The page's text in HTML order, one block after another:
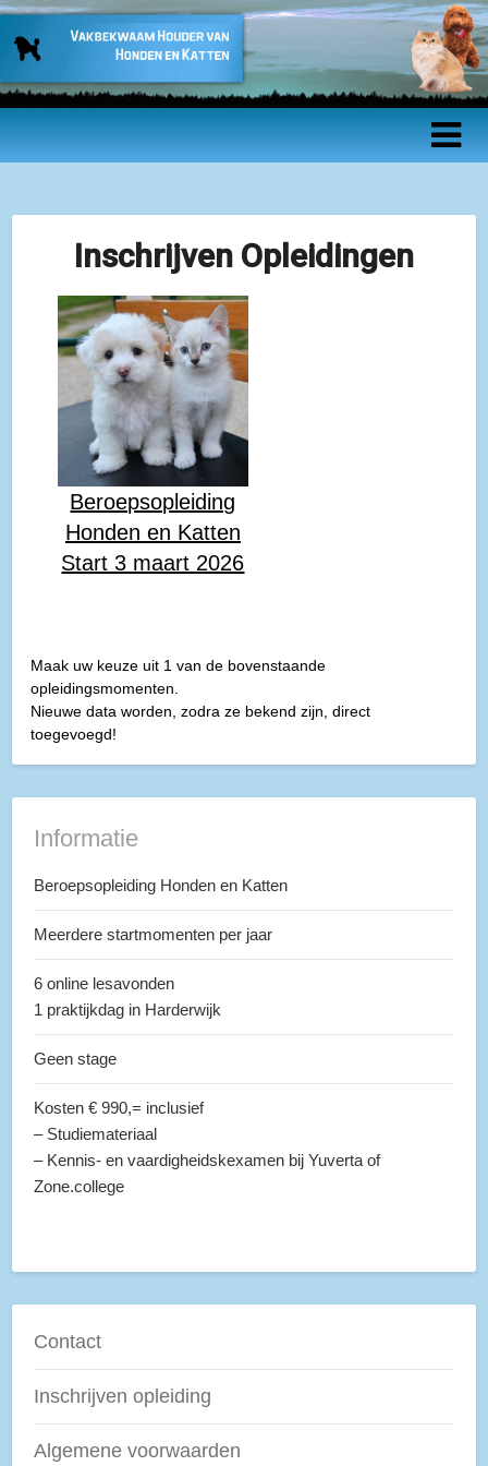
Vakbekwaam
Houder van
Honden en
Katten –
Inschrijven Opleidingen
Beroepsopleiding
Honden en Katten
Start 3 maart 2026
Maak uw keuze uit 1 van de bovenstaande
opleidingsmomenten.
Nieuwe data worden, zodra ze bekend zijn, direct
toegevoegd!
Informatie
Beroepsopleiding Honden en Katten
Meerdere startmomenten per jaar
6 online lesavonden
1 praktijkdag in Harderwijk
Geen stage
Kosten € 990,= inclusief
– Studiemateriaal
– Kennis- en vaardigheidskexamen bij Yuverta of
Zone.college
Contact
Inschrijven opleiding
Algemene voorwaarden